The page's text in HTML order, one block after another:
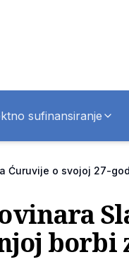
sufinansiranje
Ćuruvije o svojoj 27-
borbi